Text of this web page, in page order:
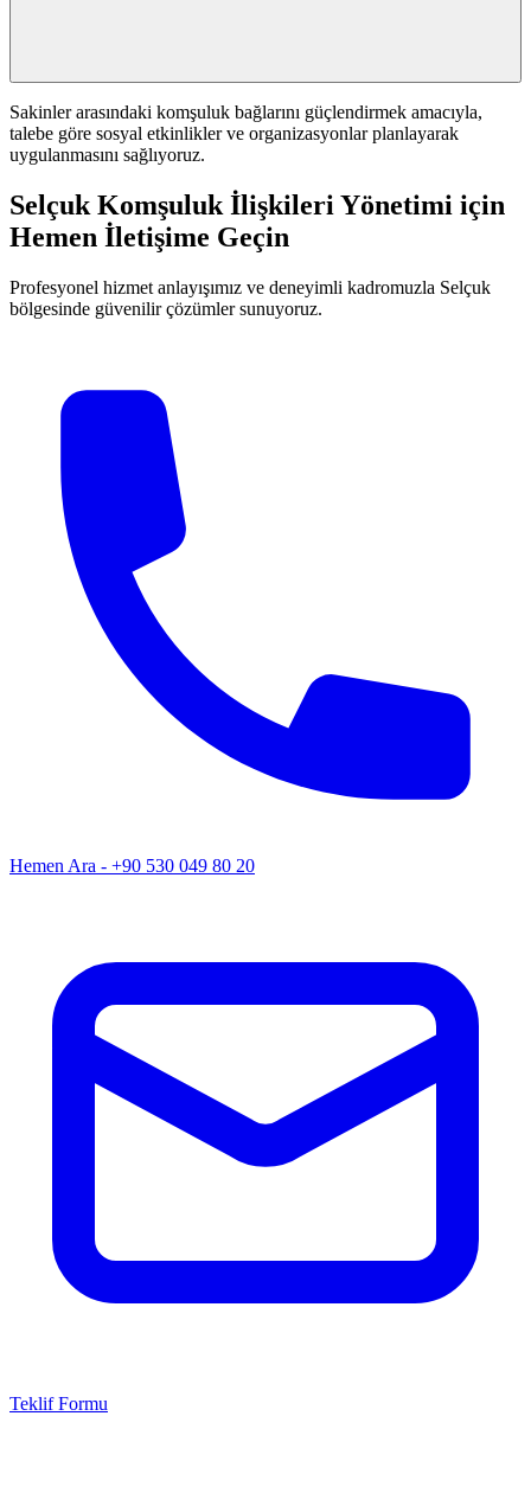
Sakinler arasındaki komşuluk bağlarını güçlendirmek amacıyla,
talebe göre sosyal etkinlikler ve organizasyonlar planlayarak
uygulanmasını sağlıyoruz.
Selçuk Komşuluk İlişkileri Yönetimi için
Hemen İletişime Geçin
Profesyonel hizmet anlayışımız ve deneyimli kadromuzla Selçuk
bölgesinde güvenilir çözümler sunuyoruz.
Hemen Ara - +90 530 049 80 20
Teklif Formu